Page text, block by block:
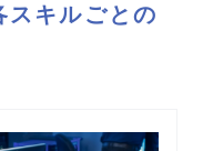
スキルごとの